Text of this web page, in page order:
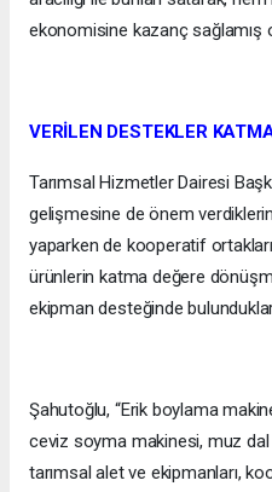
ekonomisine kazanç sağlamış
VERİLEN DESTEKLER
Tarımsal Hizmetler Dairesi
gelişmesine de önem
yaparken de kooperatif
ürünlerin katma değere
ekipman desteğinde
Şahutoğlu, “Erik boylama
ceviz soyma makinesi, muz
tarımsal alet ve ekipmanları,